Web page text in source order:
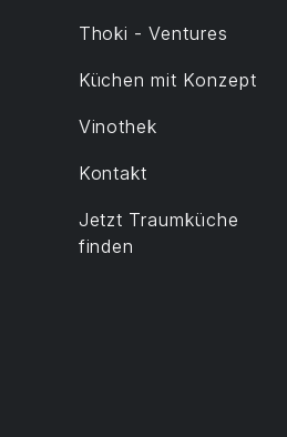
Thoki - Ventures
Küchen mit Konzept
Vinothek
Kontakt
Jetzt Traumküche
finden